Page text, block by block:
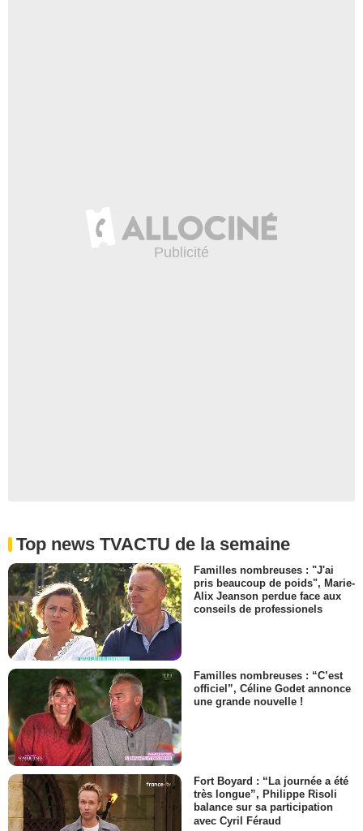
Top news TVACTU de la semaine
Familles nombreuses : "J'ai
pris beaucoup de poids", Marie-
Alix Jeanson perdue face aux
conseils de professionels
Familles nombreuses : “C’est
officiel”, Céline Godet annonce
une grande nouvelle !
Fort Boyard : “La journée a été
très longue”, Philippe Risoli
balance sur sa participation
avec Cyril Féraud